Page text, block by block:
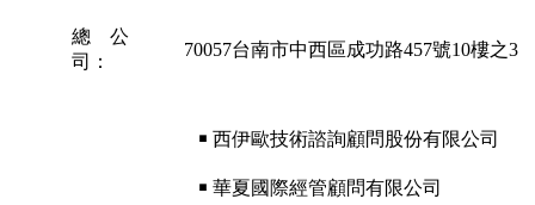
總 公
司：
70057台南市中西區成功路457號10樓之3
￭ 西伊歐技術諮詢顧問股份有限公司
￭ 華夏國際經管顧問有限公司